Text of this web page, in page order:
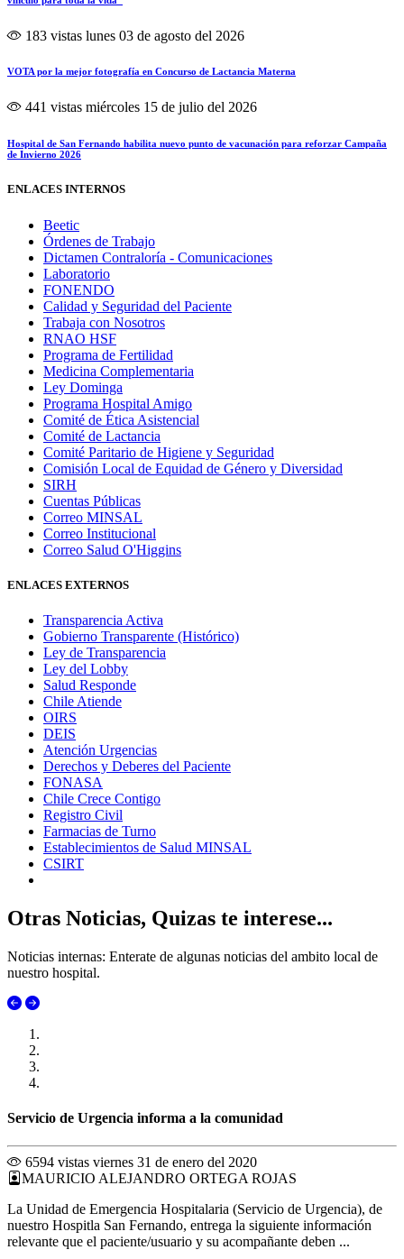
183 vistas lunes 03 de agosto del 2026
VOTA por la mejor fotografía en Concurso de Lactancia Materna
441 vistas miércoles 15 de julio del 2026
Hospital de San Fernando habilita nuevo punto de vacunación para reforzar Campaña
de Invierno 2026
ENLACES INTERNOS
Beetic
Órdenes de Trabajo
Dictamen Contraloría - Comunicaciones
Laboratorio
FONENDO
Calidad y Seguridad del Paciente
Trabaja con Nosotros
RNAO HSF
Programa de Fertilidad
Medicina Complementaria
Ley Dominga
Programa Hospital Amigo
Comité de Ética Asistencial
Comité de Lactancia
Comité Paritario de Higiene y Seguridad
Comisión Local de Equidad de Género y Diversidad
SIRH
Cuentas Públicas
Correo MINSAL
Correo Institucional
Correo Salud O'Higgins
ENLACES EXTERNOS
Transparencia Activa
Gobierno Transparente (Histórico)
Ley de Transparencia
Ley del Lobby
Salud Responde
Chile Atiende
OIRS
DEIS
Atención Urgencias
Derechos y Deberes del Paciente
FONASA
Chile Crece Contigo
Registro Civil
Farmacias de Turno
Establecimientos de Salud MINSAL
CSIRT
Otras Noticias, Quizas te interese...
Noticias internas: Enterate de algunas noticias del ambito local de
nuestro hospital.
Servicio de Urgencia informa a la comunidad
6594 vistas viernes 31 de enero del 2020
MAURICIO ALEJANDRO ORTEGA ROJAS
La Unidad de Emergencia Hospitalaria (Servicio de Urgencia), de
nuestro Hospitla San Fernando, entrega la siguiente información
relevante que el paciente/usuario y su acompañante deben ...